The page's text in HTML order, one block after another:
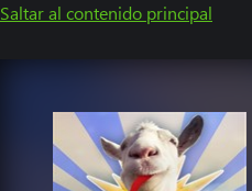
Saltar al contenido principal